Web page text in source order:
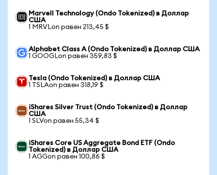
Marvell Technology (Ondo Tokenized) в Доллар
США
1 MRVLon равен 213,45 $
Alphabet Class A (Ondo Tokenized) в Доллар США
1 GOOGLon равен 359,83 $
Tesla (Ondo Tokenized) в Доллар США
1 TSLAon равен 318,19 $
iShares Silver Trust (Ondo Tokenized) в Доллар
США
1 SLVon равен 55,34 $
iShares Core US Aggregate Bond ETF (Ondo
Tokenized) в Доллар США
1 AGGon равен 100,86 $